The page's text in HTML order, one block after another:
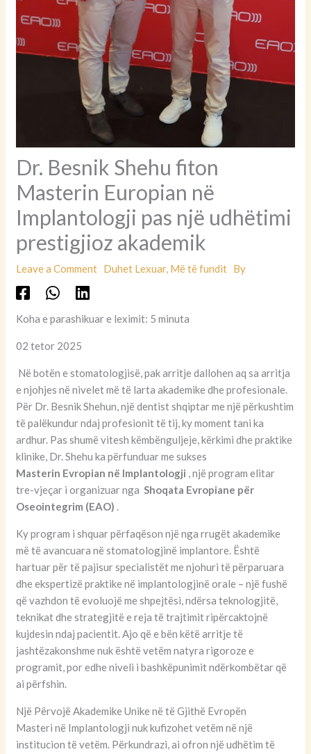
Dr. Besnik Shehu fiton
Masterin Europian në
Implantologji pas një udhëtimi
prestigjioz akademik
Leave a Comment Duhet Lexuar, Më të fundit By
Koha e parashikuar e leximit: 5 minuta
02 tetor 2025
Në botën e stomatologjisë, pak arritje dallohen aq sa arritja
e njohjes në nivelet më të larta akademike dhe profesionale.
Për Dr. Besnik Shehun, një dentist shqiptar me një përkushtim
të palëkundur ndaj profesionit të tij, ky moment tani ka
ardhur. Pas shumë vitesh këmbënguljeje, kërkimi dhe praktike
klinike, Dr. Shehu ka përfunduar me sukses
Masterin Evropian në Implantologji , një program elitar
tre-vjeçar i organizuar ngaShoqata Evropiane për
Oseointegrim (EAO) .
Ky program i shquar përfaqëson një nga rrugët akademike
më të avancuara në stomatologjinë implantore. Është
hartuar për të pajisur specialistët me njohuri të përparuara
dhe ekspertizë praktike në implantologjinë orale – një fushë
që vazhdon të evoluojë me shpejtësi, ndërsa teknologjitë,
teknikat dhe strategjitë e reja të trajtimit ripërcaktojnë
kujdesin ndaj pacientit. Ajo që e bën këtë arritje të
jashtëzakonshme nuk është vetëm natyra rigoroze e
programit, por edhe niveli i bashkëpunimit ndërkombëtar që
ai përfshin.
Një Përvojë Akademike Unike në të Gjithë Evropën
Masteri në Implantologji nuk kufizohet vetëm në një
institucion të vetëm. Përkundrazi, ai ofron një udhëtim të